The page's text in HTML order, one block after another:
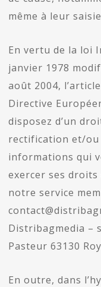
même à leur
En vertu de la loi
janvier 1978
août 2004,
Directive
disposez d’un
rectification et/ou
informations qui
exercer ses droits
notre service
Distribagmedia –
Pasteur 63130
En outre, dans